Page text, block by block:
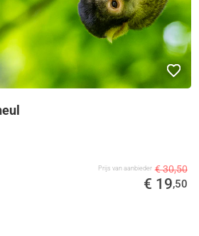
Prijs van aanbieder € 30,50
€ 19,50